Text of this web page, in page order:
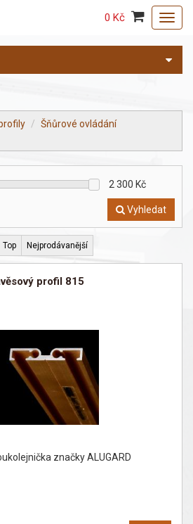
0 Kč
Šňůrové ovládání
2 300 Kč
Vyhledat
Top Nejprodávanější
profil 815
značky ALUGARD